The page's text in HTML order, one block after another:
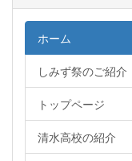
ホーム
しみず祭のご紹介
トップページ
清水高校の紹介